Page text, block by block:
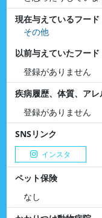
現在与えているフード
その他
以前与えていたフード
登録がありません
疾病履歴、体質、アレ
登録がありません
SNSリンク
インスタ
ペット保険
なし